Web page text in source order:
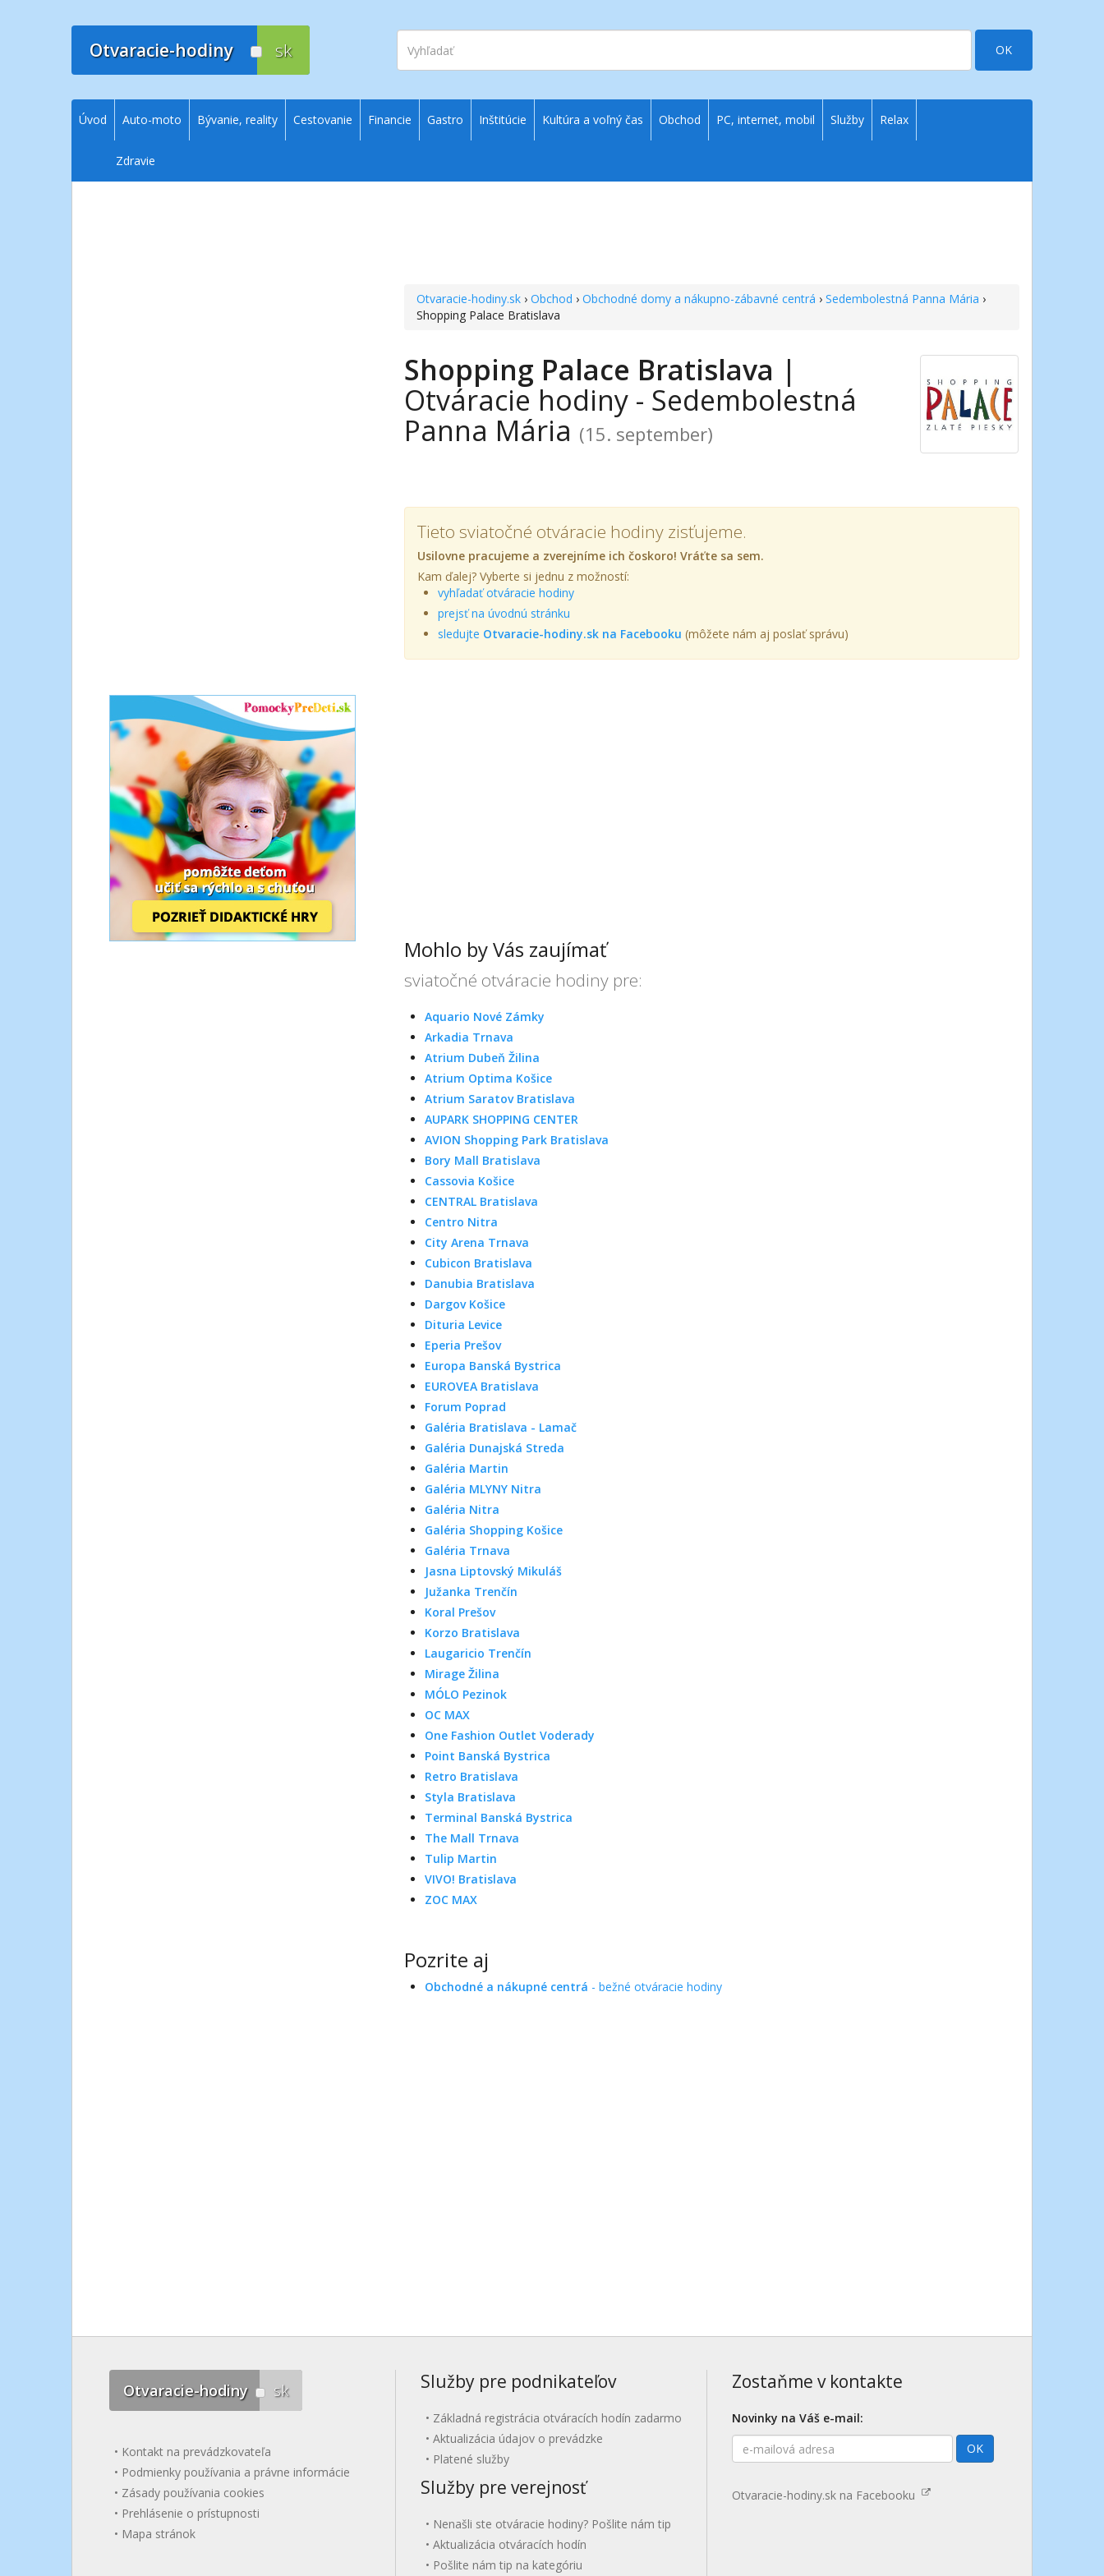
Otvaracie-hodiny sk
Vyhľadať
OK
Otvaracie-hodiny.sk ›Obchod ›Obchodné domy a nákupno-zábavné centrá ›Sedembolestná Panna Mária ›
Shopping Palace Bratislava
Shopping Palace Bratislava |
Otváracie hodiny - Sedembolestná
Panna Mária (15. september)
Tieto sviatočné otváracie hodiny zisťujeme.
Usilovne pracujeme a zverejníme ich čoskoro! Vráťte sa sem.
Kam ďalej? Vyberte si jednu z možností:
vyhľadať otváracie hodiny
prejsť na úvodnú stránku
sledujte Otvaracie-hodiny.sk na Facebooku (môžete nám aj poslať správu)
Mohlo by Vás zaujímať
sviatočné otváracie hodiny pre:
Aquario Nové Zámky
Arkadia Trnava
Atrium Dubeň Žilina
Atrium Optima Košice
Atrium Saratov Bratislava
AUPARK SHOPPING CENTER
AVION Shopping Park Bratislava
Bory Mall Bratislava
Cassovia Košice
CENTRAL Bratislava
Centro Nitra
City Arena Trnava
Cubicon Bratislava
Danubia Bratislava
Dargov Košice
Dituria Levice
Eperia Prešov
Europa Banská Bystrica
EUROVEA Bratislava
Forum Poprad
Galéria Bratislava - Lamač
Galéria Dunajská Streda
Galéria Martin
Galéria MLYNY Nitra
Galéria Nitra
Galéria Shopping Košice
Galéria Trnava
Jasna Liptovský Mikuláš
Južanka Trenčín
Koral Prešov
Korzo Bratislava
Laugaricio Trenčín
Mirage Žilina
MÓLO Pezinok
OC MAX
One Fashion Outlet Voderady
Point Banská Bystrica
Retro Bratislava
Styla Bratislava
Terminal Banská Bystrica
The Mall Trnava
Tulip Martin
VIVO! Bratislava
ZOC MAX
Pozrite aj
Obchodné a nákupné centrá - bežné otváracie hodiny
Otvaracie-hodiny sk
Kontakt na prevádzkovateľa
Podmienky používania a právne informácie
Zásady používania cookies
Prehlásenie o prístupnosti
Mapa stránok
Služby pre podnikateľov
Základná registrácia otváracích hodín zadarmo
Aktualizácia údajov o prevádzke
Platené služby
Služby pre verejnosť
Nenašli ste otváracie hodiny? Pošlite nám tip
Aktualizácia otváracích hodín
Pošlite nám tip na kategóriu
Zostaňme v kontakte
Novinky na Váš e-mail:
E-
mailová
OK
Otvaracie-hodiny.sk na Facebooku
Úvod Auto-moto Bývanie, reality Cestovanie Financie Gastro Inštitúcie Kultúra a voľný čas Obchod PC, internet, mobil Služby Relax
Zdravie